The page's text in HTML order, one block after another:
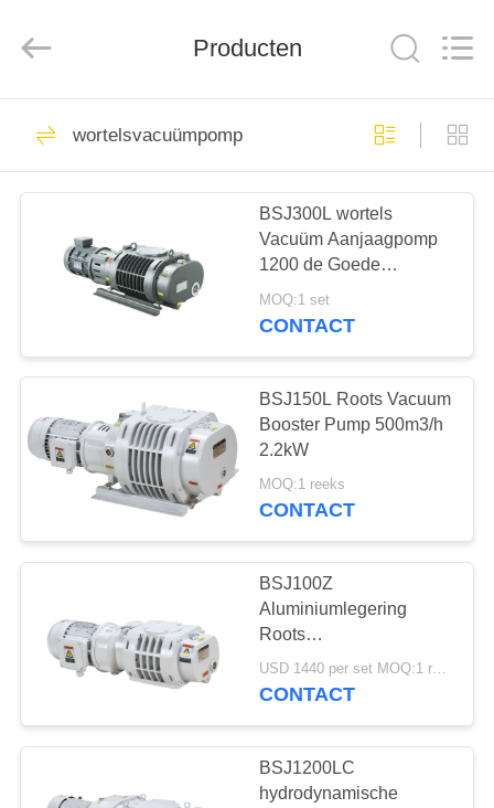
HUIS
PRODUCTEN
OVER
FABRIEKSTOCHT
KWALITEITSCONTROLE
NEEM
CONTACT
MET
EEN
OFFERTE
Ltd..
roterende
vinvacuümpomp
Rolvacuümpomp
13
Droge
Schroefvacuümpomp
Producten
wortelsvacuümpomp
BSJ300L wortels
Vacuüm Aanjaagpomp
1200 de Goede
Geometrische
Symmetrie van m ³ /h
MOQ:1 set
CONTACT
BSJ150L Roots Vacuum
Booster Pump 500m3/h
2.2kW
MOQ:1 reeks
CONTACT
BSJ100Z
Aluminiumlegering
Roots
vacuümboosterpomp 95
m³/h 0,4 kW
USD 1440 per set MOQ:1 reeks
CONTACT
BSJ1200LC
hydrodynamische